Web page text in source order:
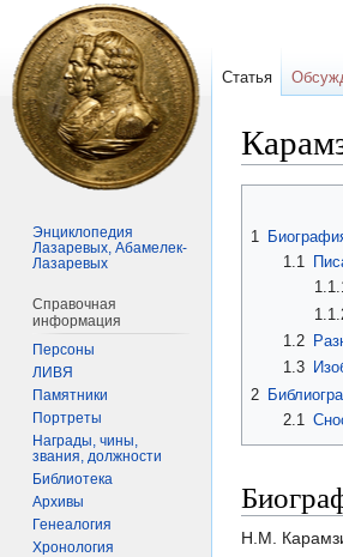
навигации
1
1.1
1.2
1.3
2
2.1
Н.М.
Статья
Энциклопедия
Лазаревых, Абамелек-
Лазаревых
Справочная
информация
Персоны
ЛИВЯ
Памятники
Портреты
Награды, чины,
звания, должности
Библиотека
Архивы
Генеалогия
Хронология